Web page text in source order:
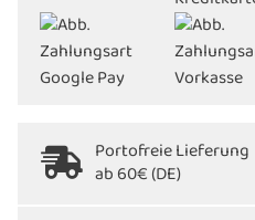
Portofreie Lieferung
ab 60€ (DE)